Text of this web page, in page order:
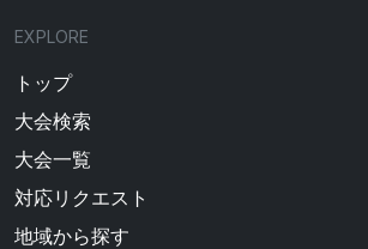
EXPLORE
トップ
大会検索
大会一覧
対応リクエスト
地域から探す